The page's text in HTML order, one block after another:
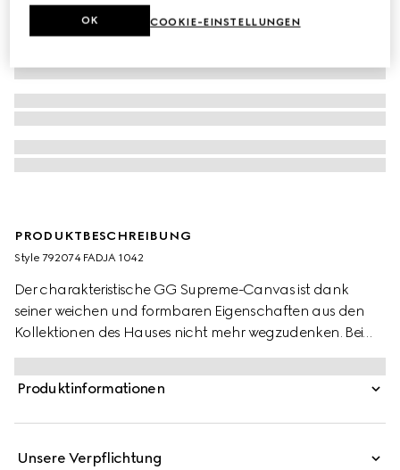
PRODUKTBESCHREIBUNG
Style ‎792074 FADJA 1042
Der charakteristische GG Supreme-Canvas ist dank
seiner weichen und formbaren Eigenschaften aus den
Kollektionen des Hauses nicht mehr wegzudenken. Bei
dieser Reisetasche erscheint das Material, das aus
beschichtetem Mikrofaserstoff gefertigt wird, in einer
vollständig in Schwarz gehaltenen Variante. Komplettiert
einen subtilen Farbakzent sorgt.
Produktinformationen
Unsere Verpflichtung
COOKIE-EINSTELLUNGEN
OK